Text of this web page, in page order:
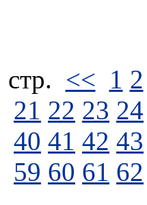
стp. << 1 2
21 22 23 24
40 41 42 43
59 60 61 62